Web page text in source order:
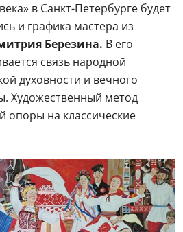
в Санкт-Петербурге будет
и графика мастера из
Березина. В его
связь народной
духовности и вечного
Художественный метод
опоры на классические